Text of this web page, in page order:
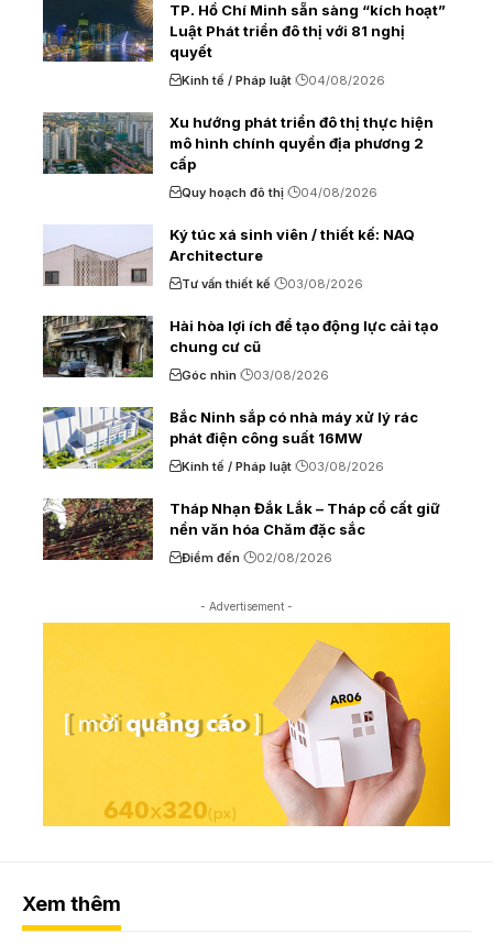
TP. Hồ Chí Minh sẵn sàng “kích hoạt”
Luật Phát triển đô thị với 81 nghị
quyết
Kinh tế / Pháp luật 04/08/2026
Xu hướng phát triển đô thị thực hiện
mô hình chính quyền địa phương 2
cấp
Quy hoạch đô thị 04/08/2026
Ký túc xá sinh viên / thiết kế: NAQ
Architecture
Tư vấn thiết kế 03/08/2026
Hài hòa lợi ích để tạo động lực cải tạo
chung cư cũ
Góc nhìn 03/08/2026
Bắc Ninh sắp có nhà máy xử lý rác
phát điện công suất 16MW
Kinh tế / Pháp luật 03/08/2026
Tháp Nhạn Đắk Lắk – Tháp cổ cất giữ
nền văn hóa Chăm đặc sắc
Điểm đến 02/08/2026
- Advertisement -
Xem thêm